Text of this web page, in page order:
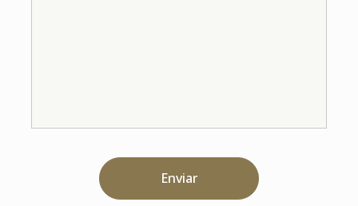
Enviar